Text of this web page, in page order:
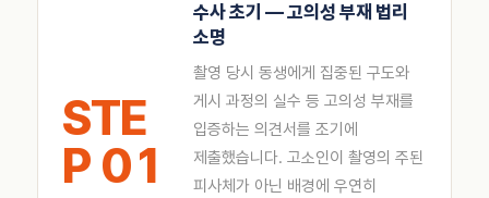
STE
P 01
수사 초기 — 고의성 부재 법리
소명
촬영 당시 동생에게 집중된 구도와
게시 과정의 실수 등 고의성 부재를
입증하는 의견서를 조기에
제출했습니다. 고소인이 촬영의 주된
피사체가 아닌 배경에 우연히